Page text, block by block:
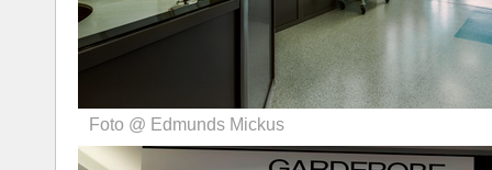
Foto @ Edmunds Mickus